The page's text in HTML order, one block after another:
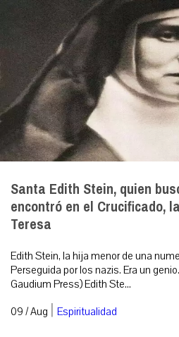
Santa Edith Stein, quien
encontró en el Crucificado,
Teresa
Edith Stein, la hija menor de una
Perseguida por los nazis. Era un
Gaudium Press) Edith Ste...
09 / Aug | Espiritualidad